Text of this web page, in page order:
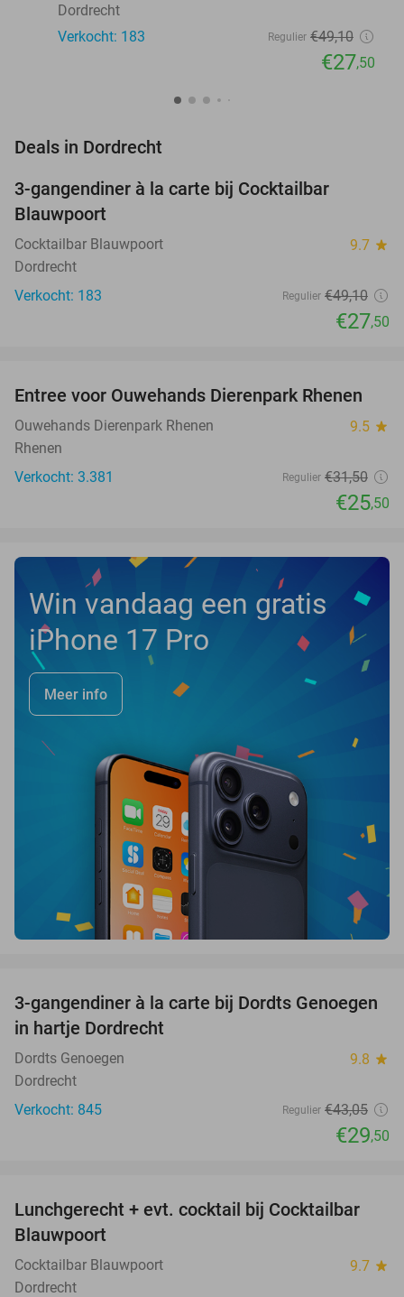
Dordrecht
Verkocht: 183
Regulier €49,10
€27,50
Deals in Dordrecht
3-gangendiner à la carte bij Cocktailbar
Blauwpoort
Cocktailbar Blauwpoort 9.7 star
Dordrecht
Verkocht: 183
Regulier €49,10
€27,50
19%
Entree voor Ouwehands Dierenpark Rhenen
Ouwehands Dierenpark Rhenen 9.5 star
Rhenen
Verkocht: 3.381
Regulier €31,50
€25,50
Win vandaag een gratis
iPhone 17 Pro
Meer info
31%
3-gangendiner à la carte bij Dordts Genoegen
in hartje Dordrecht
Dordts Genoegen 9.8 star
Dordrecht
Verkocht: 845
Regulier €43,05
€29,50
34%
Lunchgerecht + evt. cocktail bij Cocktailbar
Blauwpoort
Cocktailbar Blauwpoort 9.7 star
Dordrecht